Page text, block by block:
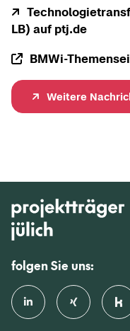
LB) auf ptj.de
BMWi-​
Wei­te­re
folgen Sie uns: